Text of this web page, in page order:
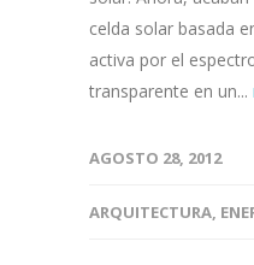
celda solar basada
activa por el
transparente en un...
AGOSTO 28, 2012
ARQUITECTURA,